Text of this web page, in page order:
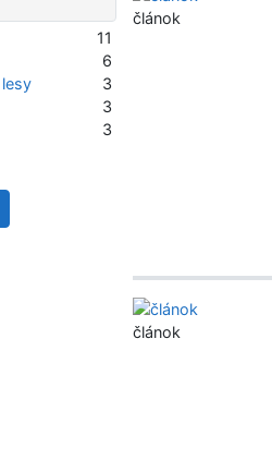
článok
článok
11
6
3
3
3